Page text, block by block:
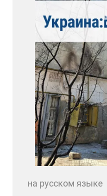
на русском языке